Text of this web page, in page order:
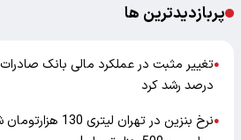
پربازدیدترین ها
●
درصد رشد کرد
●